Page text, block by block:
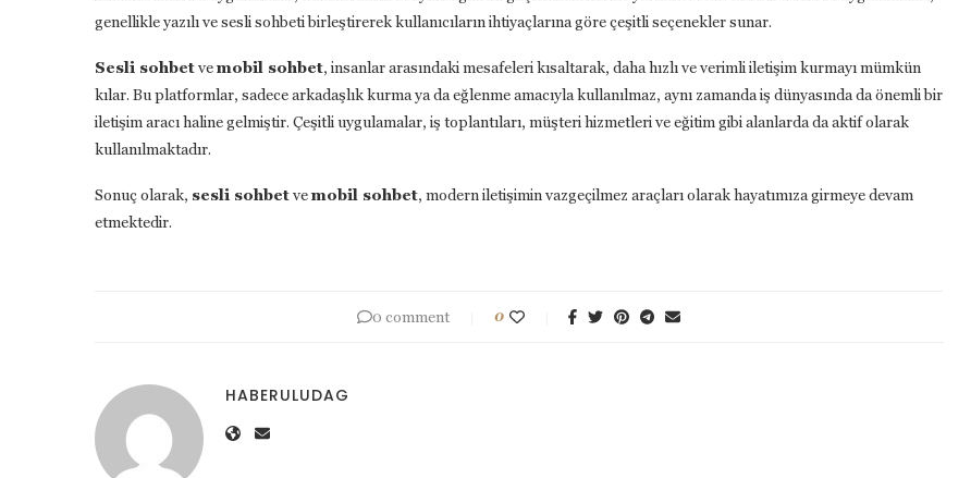
genellikle yazılı ve sesli sohbeti birleştirerek kullanıcıların ihtiyaçlarına göre çeşitli seçenekler sunar.
Sesli sohbetvemobil sohbet, insanlar arasındaki mesafeleri kısaltarak, daha hızlı ve verimli iletişim kurmayı mümkün
kılar. Bu platformlar, sadece arkadaşlık kurma ya da eğlenme amacıyla kullanılmaz, aynı zamanda iş dünyasında da önemli bir
iletişim aracı haline gelmiştir. Çeşitli uygulamalar, iş toplantıları, müşteri hizmetleri ve eğitim gibi alanlarda da aktif olarak
kullanılmaktadır.
Sonuç olarak, sesli sohbetvemobil sohbet, modern iletişimin vazgeçilmez araçları olarak hayatımıza girmeye devam
etmektedir.
0 comment 0
HABERULUDAG